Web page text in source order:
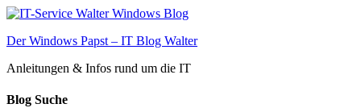
Zum
springen
Der Windows Papst – IT Blog Walter
Anleitungen & Infos rund um die IT
Blog Suche